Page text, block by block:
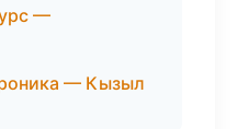
—
— Кызыл